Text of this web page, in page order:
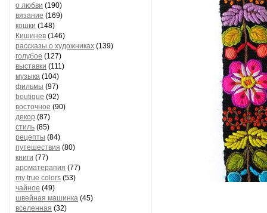
о любви (190)
вязание (169)
кошки (148)
Кишинев (146)
рассказы о художниках (139)
голубое (127)
выставки (111)
музыка (104)
фильмы (97)
boutique (92)
восточное (90)
декор (87)
стиль (85)
рецепты (84)
путешествия (80)
книги (77)
ароматерапия (77)
my true colors (53)
чайное (49)
швейная машинка (45)
вселенная (32)